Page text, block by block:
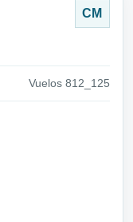
CM
Vuelos 812_125